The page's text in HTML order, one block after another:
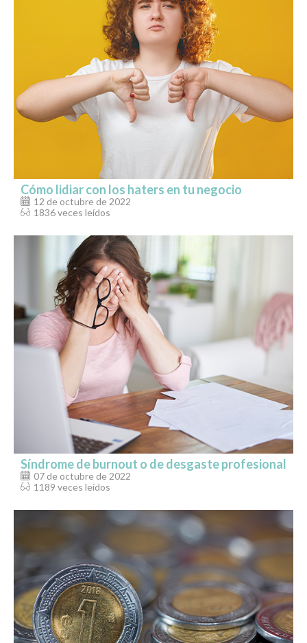
Cómo lidiar con los haters en tu negocio
12 de octubre de 2022
1836 veces leídos
Síndrome de burnout o de desgaste profesional
07 de octubre de 2022
1189 veces leídos